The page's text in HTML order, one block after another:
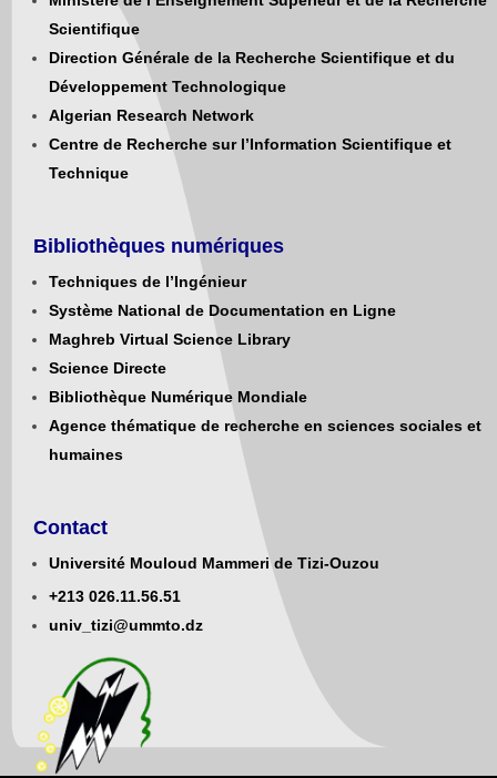
Scientifique
Direction Générale de la Recherche Scientifique et du
Développement Technologique
Algerian Research Network
Centre de Recherche sur l’Information Scientifique et
Technique
Bibliothèques numériques
Techniques de l’Ingénieur
Système National de Documentation en Ligne
Maghreb Virtual Science Library
Science Directe
Bibliothèque Numérique Mondiale
Agence thématique de recherche en sciences sociales et
humaines
Contact
Université Mouloud Mammeri de Tizi-Ouzou
+213 026.11.56.51
univ_tizi@ummto.dz